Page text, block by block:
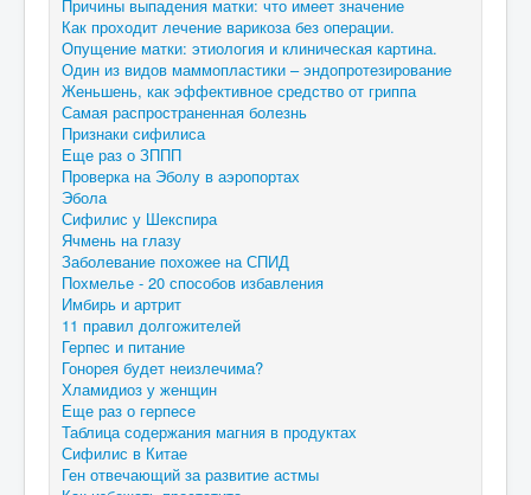
Причины выпадения матки: что имеет значение
Как проходит лечение варикоза без операции.
Опущение матки: этиология и клиническая картина.
Один из видов маммопластики – эндопротезирование
Женьшень, как эффективное средство от гриппа
Самая распространенная болезнь
Признаки сифилиса
Еще раз о ЗППП
Проверка на Эболу в аэропортах
Эбола
Сифилис у Шекспира
Ячмень на глазу
Заболевание похожее на СПИД
Похмелье - 20 способов избавления
Имбирь и артрит
11 правил долгожителей
Герпес и питание
Гонорея будет неизлечима?
Хламидиоз у женщин
Еще раз о герпесе
Таблица содержания магния в продуктах
Сифилис в Китае
Ген отвечающий за развитие астмы